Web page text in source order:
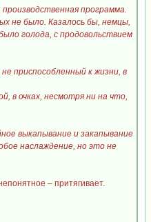
программа.
не было. Казалось бы, немцы,
голода, с продовольствием
приспособленный к жизни, в
в очках, несмотря ни на что,
выкапывание и закапывание
наслаждение, но это не
– притягивает.